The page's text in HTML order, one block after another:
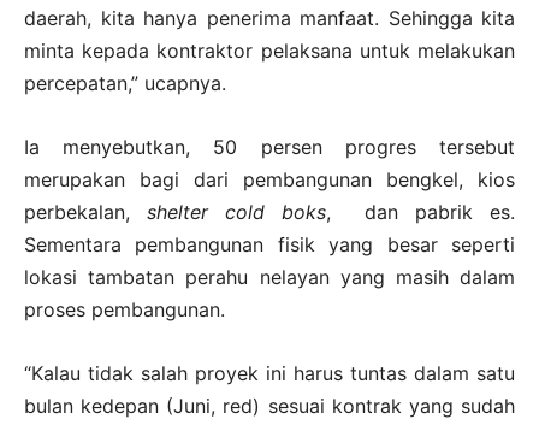
daerah, kita hanya penerima manfaat. Sehingga kita
minta kepada kontraktor pelaksana untuk melakukan
percepatan,” ucapnya.
Ia menyebutkan, 50 persen progres tersebut
merupakan bagi dari pembangunan bengkel, kios
perbekalan, shelter cold boks, dan pabrik es.
Sementara pembangunan fisik yang besar seperti
lokasi tambatan perahu nelayan yang masih dalam
proses pembangunan.
“Kalau tidak salah proyek ini harus tuntas dalam satu
bulan kedepan (Juni, red) sesuai kontrak yang sudah